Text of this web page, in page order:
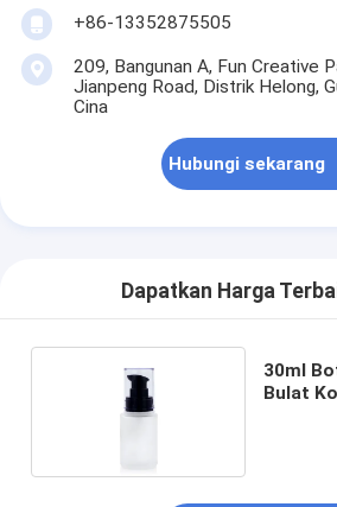
+86-13352875505
209, Bangunan A, Fun Creative
Jianpeng Road, Distrik Helong,
Cina
Hubungi sekarang
Dapatkan Harga
30ml
Bulat